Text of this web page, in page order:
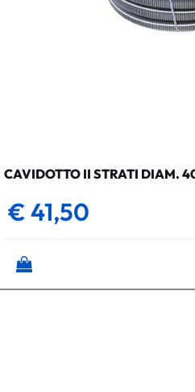
CAVIDOTTO II STRATI DIAM.
€ 41,50
Quantità